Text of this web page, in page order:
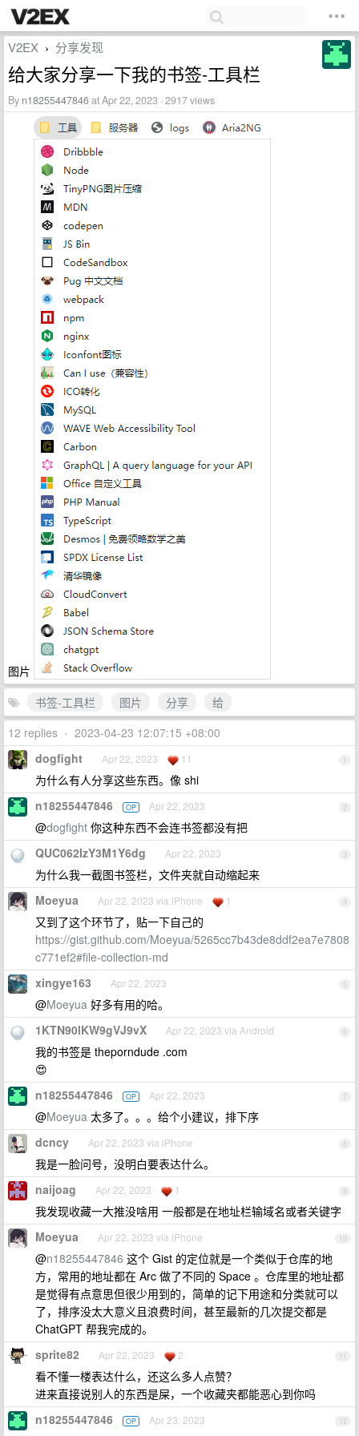
V2EX › 分享发现
给大家分享一下我的书签-工具栏
By n18255447846at Apr 22, 2023 · 2917 views
图片
书签-工具栏
图片 分享
给
12 replies • 2023-04-23 12:07:15 +08:00
1
dogfight Apr 22, 2023 11
为什么有人分享这些东西。像 shi
2
n18255447846 OP Apr 22, 2023
@dogfight 你这种东西不会连书签都没有把
3
QUC062IzY3M1Y6dg Apr 22, 2023
为什么我一截图书签栏，文件夹就自动缩起来
4
Moeyua Apr 22, 2023 via iPhone 1
又到了这个环节了，贴一下自己的
https://gist.github.com/Moeyua/5265cc7b43de8ddf2ea7e7808
c771ef2#file-collection-md
5
xingye163 Apr 22, 2023
@Moeyua 好多有用的哈。
6
1KTN90lKW9gVJ9vX Apr 22, 2023 via Android
我的书签是 theporndude .com
😍
7
n18255447846 OP Apr 22, 2023
@Moeyua 太多了。。。给个小建议，排下序
8
dcncy Apr 22, 2023 via iPhone
我是一脸问号，没明白要表达什么。
9
naijoag Apr 22, 2023 1
我发现收藏一大推没啥用 一般都是在地址栏输域名或者关键字
10
Moeyua Apr 22, 2023 via iPhone
@n18255447846 这个 Gist 的定位就是一个类似于仓库的地
方，常用的地址都在 Arc 做了不同的 Space 。仓库里的地址都
是觉得有点意思但很少用到的，简单的记下用途和分类就可以
了，排序没太大意义且浪费时间，甚至最新的几次提交都是
ChatGPT 帮我完成的。
11
sprite82 Apr 22, 2023 2
看不懂一楼表达什么，还这么多人点赞？
进来直接说别人的东西是屎，一个收藏夹都能恶心到你吗
12
n18255447846 OP Apr 23, 2023